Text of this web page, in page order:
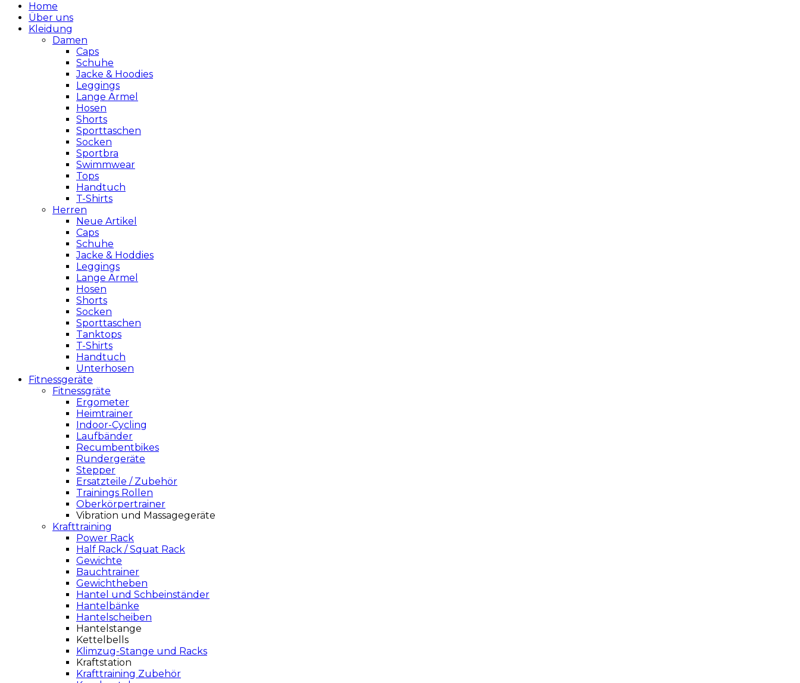
Home
Über uns
Kleidung
Damen
Caps
Schuhe
Jacke & Hoodies
Leggings
Lange Ärmel
Hosen
Shorts
Sporttaschen
Socken
Sportbra
Swimmwear
Tops
Handtuch
T-Shirts
Herren
Neue Artikel
Caps
Schuhe
Jacke & Hoddies
Leggings
Lange Ärmel
Hosen
Shorts
Socken
Sporttaschen
Tanktops
T-Shirts
Handtuch
Unterhosen
Fitnessgeräte
Fitnessgräte
Ergometer
Heimtrainer
Indoor-Cycling
Laufbänder
Recumbentbikes
Rundergeräte
Stepper
Ersatzteile / Zubehör
Trainings Rollen
Oberkörpertrainer
Vibration und Massagegeräte
Krafttraining
Power Rack
Half Rack / Squat Rack
Gewichte
Bauchtrainer
Gewichtheben
Hantel und Schbeinständer
Hantelbänke
Hantelscheiben
Hantelstange
Kettelbells
Klimzug-Stange und Racks
Kraftstation
Krafttraining Zubehör